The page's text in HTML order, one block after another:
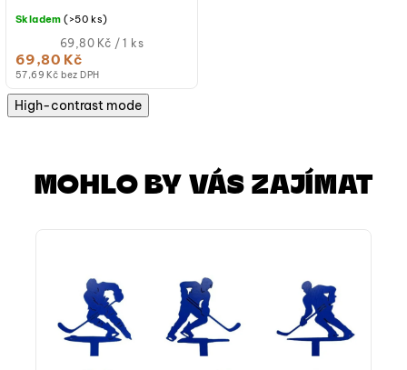
57,69 Kč bez DPH
69,80 Kč
Měrná
cena:
(jednotková
69,80 Kč / 1 ks
Skladem (>50 ks)
opakovaně použitelná při
běžném...
High-contrast mode
MOHLO BY VÁS ZAJÍMAT